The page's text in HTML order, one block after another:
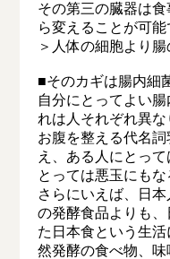
その第三の臓器は
ら変えることが可能
＞人体の細胞より
■そのカギは腸内細
自分にとってよい
れは人それぞれ異な
お腹を整える代名
え、ある人にとっ
とっては悪玉にもな
さらにいえば、日
の発酵食品よりも
た日本食という生
然発酵の食べ物、